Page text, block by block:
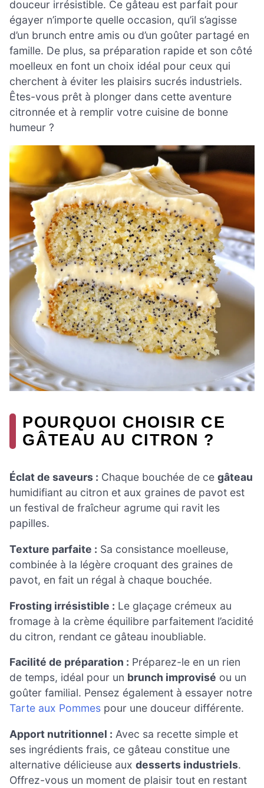
douceur irrésistible. Ce gâteau est parfait pour
égayer n’importe quelle occasion, qu’il s’agisse
d’un brunch entre amis ou d’un goûter partagé en
famille. De plus, sa préparation rapide et son côté
moelleux en font un choix idéal pour ceux qui
cherchent à éviter les plaisirs sucrés industriels.
Êtes-vous prêt à plonger dans cette aventure
citronnée et à remplir votre cuisine de bonne
humeur ?
POURQUOI CHOISIR CE
GÂTEAU AU CITRON ?
Éclat de saveurs : Chaque bouchée de ce gâteau
humidifiant au citron et aux graines de pavot est
un festival de fraîcheur agrume qui ravit les
papilles.
Texture parfaite : Sa consistance moelleuse,
combinée à la légère croquant des graines de
pavot, en fait un régal à chaque bouchée.
Frosting irrésistible : Le glaçage crémeux au
fromage à la crème équilibre parfaitement l’acidité
du citron, rendant ce gâteau inoubliable.
Facilité de préparation : Préparez-le en un rien
de temps, idéal pour un brunch improvisé ou un
goûter familial. Pensez également à essayer notre
Tarte aux Pommes pour une douceur différente.
Apport nutritionnel : Avec sa recette simple et
ses ingrédients frais, ce gâteau constitue une
alternative délicieuse aux desserts industriels.
Offrez-vous un moment de plaisir tout en restant